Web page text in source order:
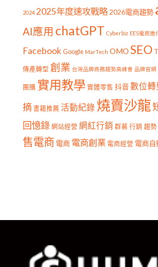
2024 2025年度速攻戰略2026電商趨勢
AI應用 chatGPT Cyberbiz EES電商進
Facebook Google MarTech OMO SEO
傳產轉型 創業 台灣品牌商務趨勢高峰會 品牌官網
團購 實用教學 實體零售 抖音數位轉
摘 書籍推薦 活動紀錄 燒賣沙龍
回憶錄 網站經營 網紅行銷 群募 行銷 趨勢
售電商 電商 電商創業 電商經營 電商自